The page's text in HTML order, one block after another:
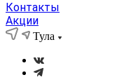
Контакты
Акции
Тула